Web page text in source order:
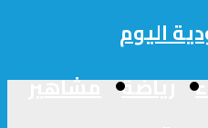
اليوم
رياضة مشاهير